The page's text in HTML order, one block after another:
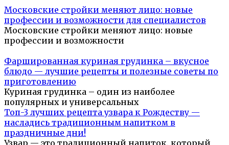
Московские стройки меняют лицо: новые
профессии и возможности для специалистов
Московские стройки меняют лицо: новые
профессии и возможности
Фаршированная куриная грудинка – вкусное
блюдо — лучшие рецепты и полезные советы по
приготовлению
Куриная грудинка – один из наиболее
популярных и универсальных
Топ-3 лучших рецепта узвара к Рождеству —
насладись традиционным напитком в
праздничные дни!
Узвар — это традиционный напиток, который